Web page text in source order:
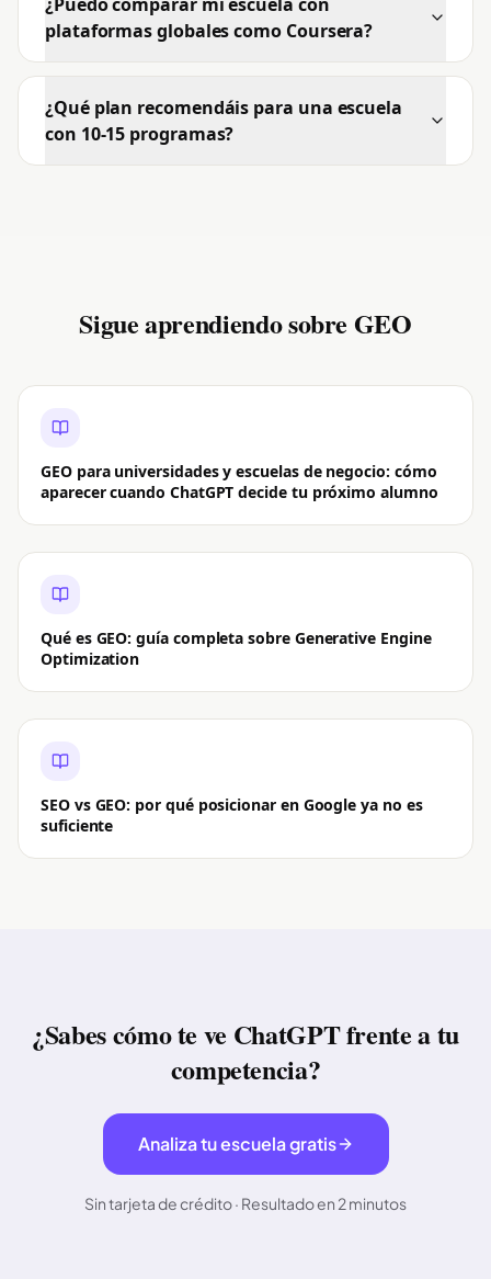
plataformas globales como Coursera?
¿Qué plan recomendáis para una escuela
con 10-15 programas?
Sigue aprendiendo sobre GEO
GEO para universidades y escuelas de negocio: cómo
aparecer cuando ChatGPT decide tu próximo alumno
Qué es GEO: guía completa sobre Generative Engine
Optimization
SEO vs GEO: por qué posicionar en Google ya no es
suficiente
¿Sabes cómo te ve ChatGPT frente a tu
competencia?
Analiza tu escuela gratis
Sin tarjeta de crédito · Resultado en 2 minutos